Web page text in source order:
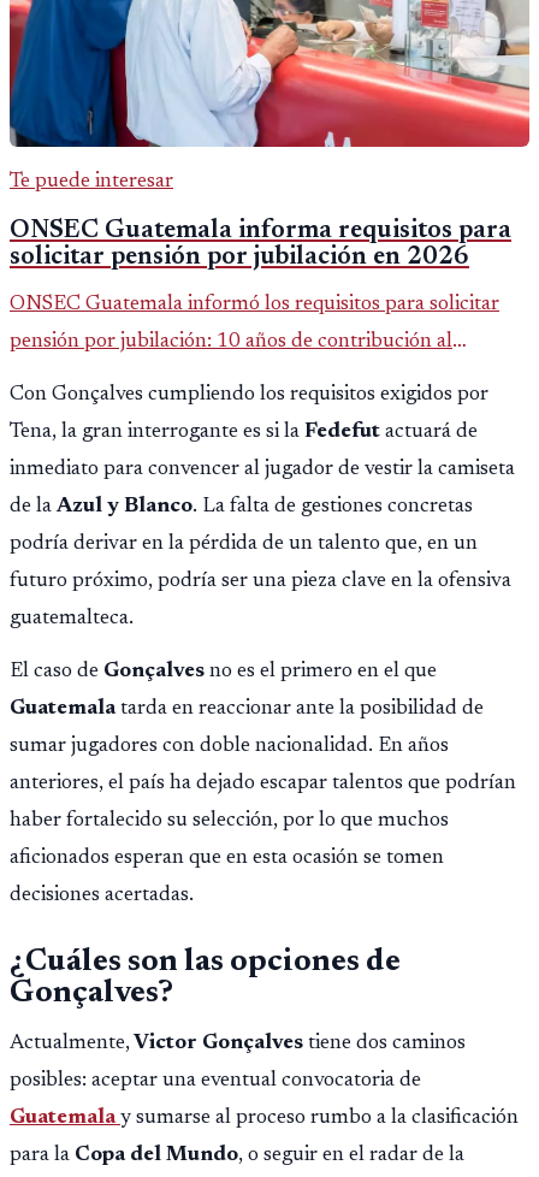
Te puede interesar
ONSEC Guatemala informa requisitos para
solicitar pensión por jubilación en 2026
ONSEC Guatemala informó los requisitos para solicitar
pensión por jubilación: 10 años de contribución al
Montepío y 50 años de edad, o 20 años de servicio sin
importar edad.
Con Gonçalves cumpliendo los requisitos exigidos por
Tena, la gran interrogante es si la Fedefut actuará de
inmediato para convencer al jugador de vestir la camiseta
de laAzul y Blanco. La falta de gestiones concretas
podría derivar en la pérdida de un talento que, en un
futuro próximo, podría ser una pieza clave en la ofensiva
guatemalteca.
El caso de Gonçalves no es el primero en el que
Guatemalatarda en reaccionar ante la posibilidad de
sumar jugadores con doble nacionalidad. En años
anteriores, el país ha dejado escapar talentos que podrían
haber fortalecido su selección, por lo que muchos
aficionados esperan que en esta ocasión se tomen
decisiones acertadas.
¿Cuáles son las opciones de
Gonçalves?
Actualmente, Victor Gonçalves tiene dos caminos
posibles: aceptar una eventual convocatoria de
Guatemalay sumarse al proceso rumbo a la clasificación
para la Copa del Mundo, o seguir en el radar de la